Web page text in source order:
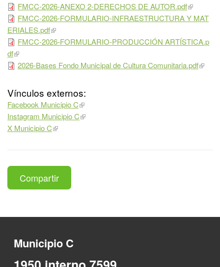
FMCC-2026-ANEXO 2-DERECHOS DE AUTOR.pdf
FMCC-2026-FORMULARIO-INFRAESTRUCTURA Y MAT
ERIALES.pdf
FMCC-2026-FORMULARIO-PRODUCCIÓN ARTÍSTICA.p
df
2026-Bases Fondo Municipal de Cultura Comunitaria.pdf
Vínculos externos:
Facebook Municipio C
Instagram Municipio C
X Municipio C
Compartir
Municipio C